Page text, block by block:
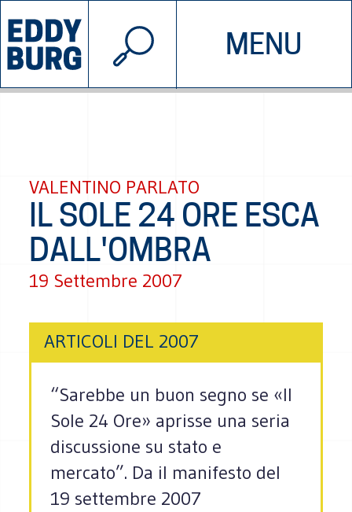
MENU
INIZIATIVE CHI SIAMO
© 2026 EDDYBURG
VALENTINO PARLATO
IL SOLE 24 ORE ESCA
DALL'OMBRA
19 Settembre 2007
ARTICOLI DEL 2007
“Sarebbe un buon segno se «Il
Sole 24 Ore» aprisse una seria
discussione su stato e
mercato”. Da il manifesto del
19 settembre 2007